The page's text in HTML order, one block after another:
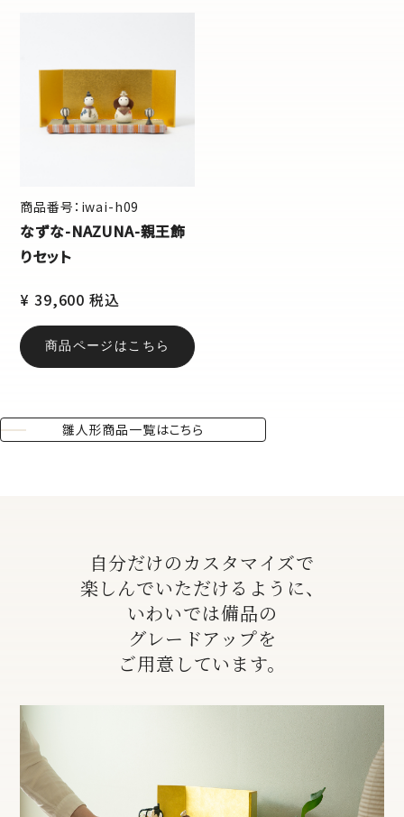
商品番号：iwai-h09
なずな-NAZUNA-親王飾
りセット
¥ 39,600 税込
商品ページはこちら
雛人形商品一覧はこちら
自分だけのカスタマイズで
楽しんでいただけるように、
いわいでは備品の
グレードアップを
ご用意しています。